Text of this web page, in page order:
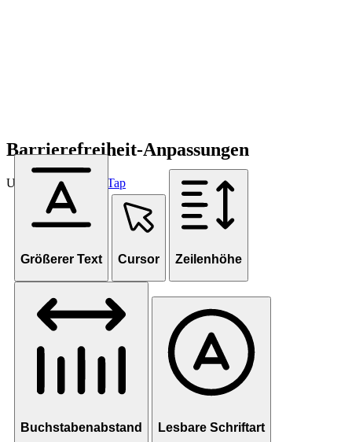
Barrierefreiheit-Anpassungen
Unterstützt von OneTap
Größerer Text Cursor Zeilenhöhe
Buchstabenabstand Lesbare Schriftart